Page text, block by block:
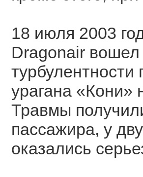
18 июля 2003
Dragonair вошел
турбулентности
урагана
Травмы
пассажира, у
оказались